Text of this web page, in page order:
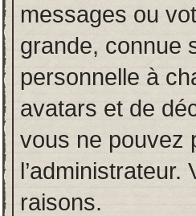
messages ou
grande, connue
personnelle à
avatars et de
vous ne pouvez
raisons.